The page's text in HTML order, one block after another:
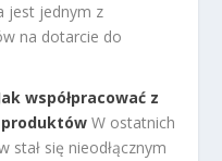
jest jednym z
na dotarcie do
współpracować z
W ostatnich
stał się nieodłącznym